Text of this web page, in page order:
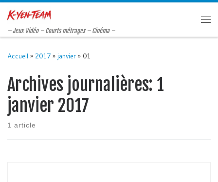
Passer au contenu
– Jeux Vidéo – Courts métrages – Cinéma –
Accueil » 2017 » janvier » 01
Archives journalières: 1
janvier 2017
1 article